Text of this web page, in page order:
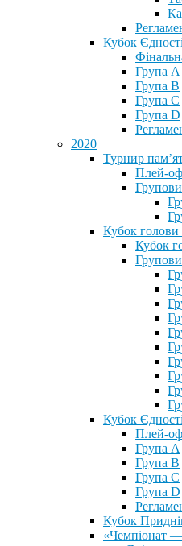
Кубок Єдності
Група А
Група В
Група С
Група D
2020
Турнир
Плей-оф
Кубок
Кубок
Кубок Єдності
Плей-
Група А
Група В
Група С
Група D
Кубок
«Чемпіонат